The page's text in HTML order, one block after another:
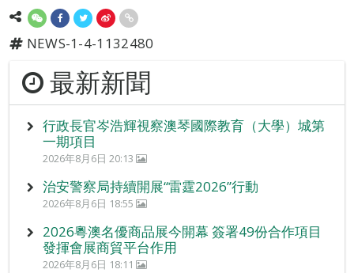
NEWS-1-4-1132480
最新新聞
行政長官岑浩輝視察澳琴國際教育（大學）城第
一期項目
2026年8月6日 20:13
治安警察局持續開展“雷霆2026”行動
2026年8月6日 18:55
2026粵澳名優商品展今開幕 簽署49份合作項目
發揮會展商貿平台作用
2026年8月6日 18:11